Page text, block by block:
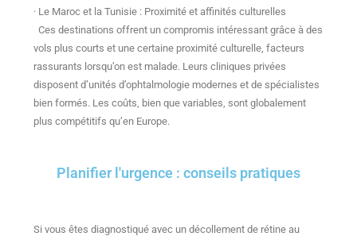
· Le Maroc et la Tunisie : Proximité et affinités culturelles
Ces destinations offrent un compromis intéressant grâce à des
vols plus courts et une certaine proximité culturelle, facteurs
rassurants lorsqu’on est malade. Leurs cliniques privées
disposent d’unités d’ophtalmologie modernes et de spécialistes
bien formés. Les coûts, bien que variables, sont globalement
plus compétitifs qu’en Europe.
Planifier l'urgence : conseils pratiques
Si vous êtes diagnostiqué avec un décollement de rétine au